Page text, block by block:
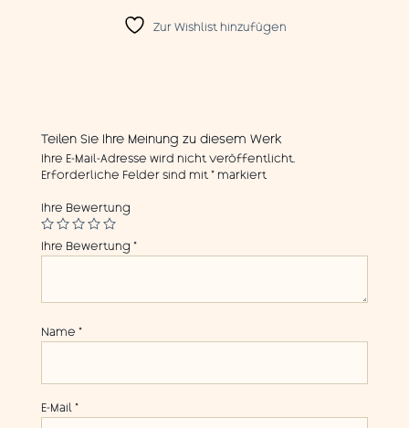
Zur Wishlist hinzufügen
Teilen Sie Ihre Meinung zu diesem Werk
Ihre E-Mail-Adresse wird nicht veröffentlicht.
Erforderliche Felder sind mit*markiert
Ihre Bewertung
Ihre Bewertung *
Name *
E-Mail *